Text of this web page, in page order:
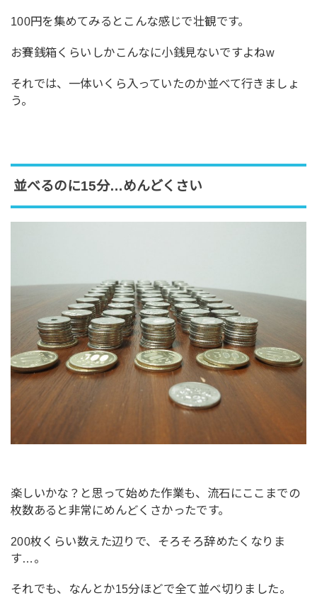
100円を集めてみるとこんな感じで壮観です。
お賽銭箱くらいしかこんなに小銭見ないですよねw
それでは、一体いくら入っていたのか並べて行きましょ
う。
並べるのに15分…めんどくさい
楽しいかな？と思って始めた作業も、流石にここまでの
枚数あると非常にめんどくさかったです。
200枚くらい数えた辺りで、そろそろ辞めたくなりま
す…。
それでも、なんとか15分ほどで全て並べ切りました。